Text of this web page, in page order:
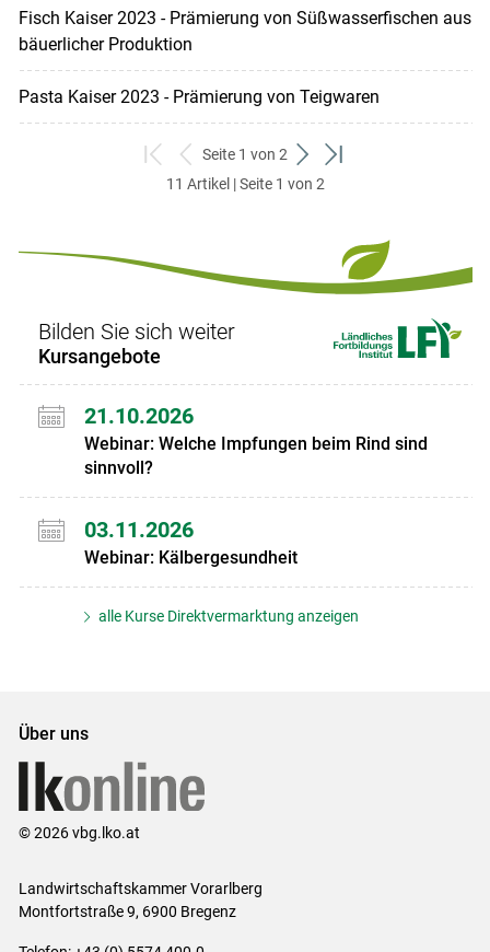
Fisch Kaiser 2023 - Prämierung von Süßwasserfischen aus
bäuerlicher Produktion
Pasta Kaiser 2023 - Prämierung von Teigwaren
zum
ersten
zurück
zum
Seite 1 von 2
weiter
zum
zum
11 Artikel | Seite 1 von 2
Bilden Sie sich weiter
Kursangebote
21.10.2026
Webinar: Welche Impfungen beim Rind sind
sinnvoll?
03.11.2026
Webinar: Kälbergesundheit
alle Kurse Direktvermarktung anzeigen
Über uns
© 2026 vbg.lko.at
Landwirtschaftskammer Vorarlberg
Montfortstraße 9, 6900 Bregenz